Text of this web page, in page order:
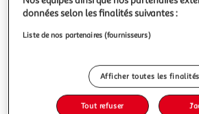
Livraison dès 6/7 jours
Livraison offerte
GpasPlus
Livraison dès 5/6 jours
données selon les finalités suivantes :
Liste de nos partenaires (fournisseurs)
Afficher toutes les finalités
Tout refuser